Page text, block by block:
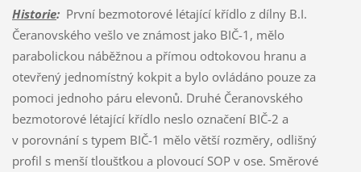
Historie:První bezmotorové létající křídlo z dílny B.I.
Čeranovského vešlo ve známost jako BIČ-1, mělo
parabolickou náběžnou a přímou odtokovou hranu a
otevřený jednomístný kokpit a bylo ovládáno pouze za
pomoci jednoho páru elevonů. Druhé Čeranovského
bezmotorové létající křídlo neslo označení BIČ-2 a
v porovnání s typem BIČ-1 mělo větší rozměry, odlišný
profil s menší tloušťkou a plovoucí SOP v ose. Směrové